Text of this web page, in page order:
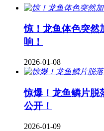
惊！龙鱼体色突然
响！
2026-01-08
惊爆！龙鱼鳞片脱
公开！
2026-01-09